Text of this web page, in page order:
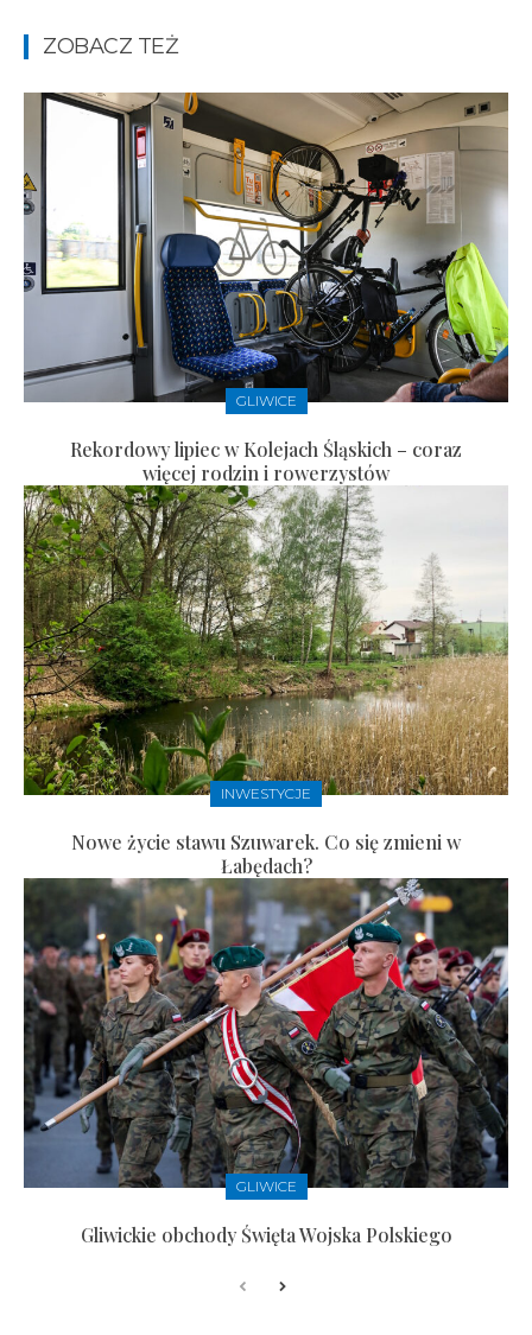
ZOBACZ TEŻ
GLIWICE
Rekordowy lipiec w Kolejach Śląskich – coraz
więcej rodzin i rowerzystów
INWESTYCJE
Nowe życie stawu Szuwarek. Co się zmieni w
Łabędach?
GLIWICE
Gliwickie obchody Święta Wojska Polskiego